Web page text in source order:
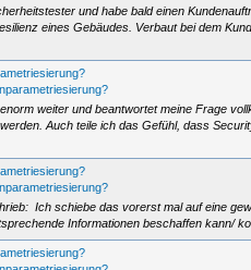
und habe bald einen
eines Gebäudes. Verbaut bei dem
weiter und beantwortet meine Frage
Auch teile ich das Gefühl, dass
Ich schiebe das vorerst mal auf eine
Informationen beschaffen kann/